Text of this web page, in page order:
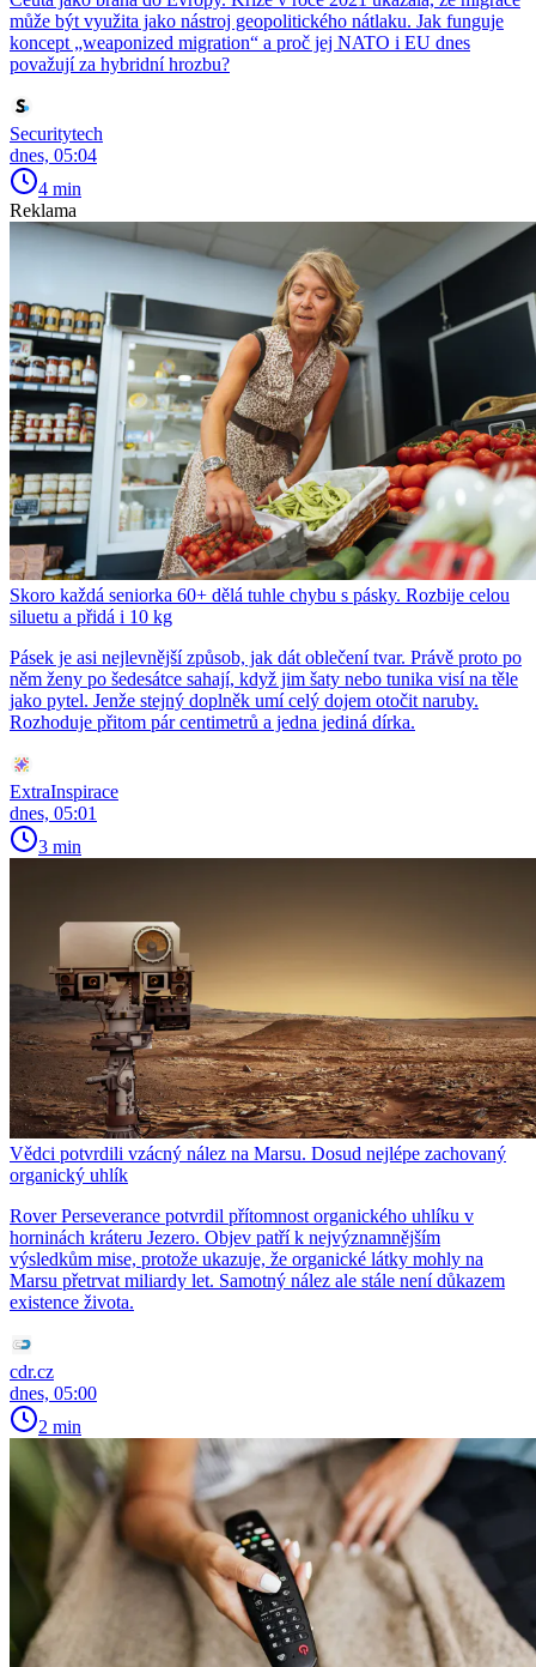
může být využita jako nástroj geopolitického nátlaku. Jak funguje
koncept „weaponized migration“ a proč jej NATO i EU dnes
považují za hybridní hrozbu?
Securitytech
dnes, 05:04
4 min
Reklama
Skoro každá seniorka 60+ dělá tuhle chybu s pásky. Rozbije celou
siluetu a přidá i 10 kg
Pásek je asi nejlevnější způsob, jak dát oblečení tvar. Právě proto po
něm ženy po šedesátce sahají, když jim šaty nebo tunika visí na těle
jako pytel. Jenže stejný doplněk umí celý dojem otočit naruby.
Rozhoduje přitom pár centimetrů a jedna jediná dírka.
ExtraInspirace
dnes, 05:01
3 min
Vědci potvrdili vzácný nález na Marsu. Dosud nejlépe zachovaný
organický uhlík
Rover Perseverance potvrdil přítomnost organického uhlíku v
horninách kráteru Jezero. Objev patří k nejvýznamnějším
výsledkům mise, protože ukazuje, že organické látky mohly na
Marsu přetrvat miliardy let. Samotný nález ale stále není důkazem
existence života.
cdr.cz
dnes, 05:00
2 min